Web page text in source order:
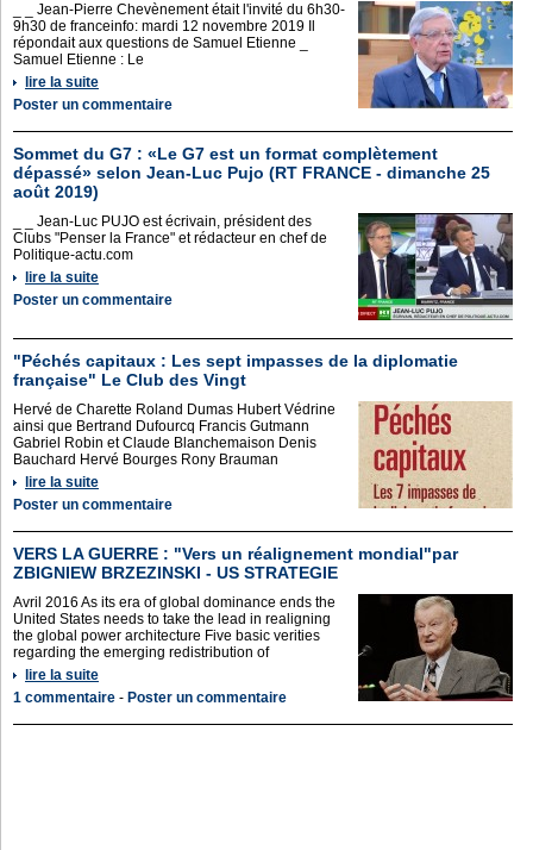
_ _ Jean-Pierre Chevènement était l'invité du 6h30-
9h30 de franceinfo: mardi 12 novembre 2019 Il
répondait aux questions de Samuel Etienne _
Samuel Etienne : Le
lire la suite
Poster un commentaire
Sommet du G7 : «Le G7 est un format complètement
dépassé» selon Jean-Luc Pujo (RT FRANCE - dimanche 25
août 2019)
_ _ Jean-Luc PUJO est écrivain, président des
Clubs "Penser la France" et rédacteur en chef de
Politique-actu.com
lire la suite
Poster un commentaire
"Péchés capitaux : Les sept impasses de la diplomatie
française" Le Club des Vingt
Hervé de Charette Roland Dumas Hubert Védrine
ainsi que Bertrand Dufourcq Francis Gutmann
Gabriel Robin et Claude Blanchemaison Denis
Bauchard Hervé Bourges Rony Brauman
lire la suite
Poster un commentaire
VERS LA GUERRE : "Vers un réalignement mondial"par
ZBIGNIEW BRZEZINSKI - US STRATEGIE
Avril 2016 As its era of global dominance ends the
United States needs to take the lead in realigning
the global power architecture Five basic verities
regarding the emerging redistribution of
lire la suite
1 commentaire - Poster un commentaire